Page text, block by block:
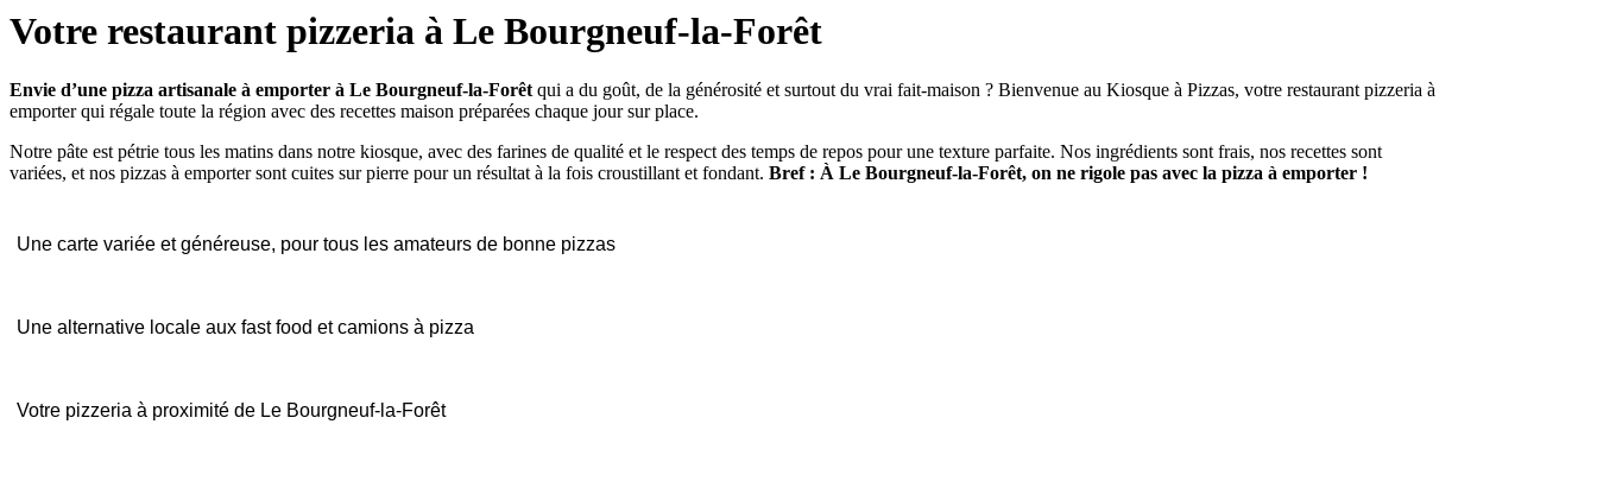
Votre restaurant pizzeria à Le Bourgneuf-la-Forêt
Envie d’une pizza artisanale à emporter à Le Bourgneuf-la-Forêt qui a du goût, de la générosité et surtout du vrai fait-maison ? Bienvenue au Kiosque à Pizzas, votre restaurant pizzeria à
emporter qui régale toute la région avec des recettes maison préparées chaque jour sur place.
Notre pâte est pétrie tous les matins dans notre kiosque, avec des farines de qualité et le respect des temps de repos pour une texture parfaite. Nos ingrédients sont frais, nos recettes sont
variées, et nos pizzas à emporter sont cuites sur pierre pour un résultat à la fois croustillant et fondant. Bref : À Le Bourgneuf-la-Forêt, on ne rigole pas avec la pizza à emporter !
Une carte variée et généreuse, pour tous les amateurs de bonne pizzas
Une alternative locale aux fast food et camions à pizza
Votre pizzeria à proximité de Le Bourgneuf-la-Forêt